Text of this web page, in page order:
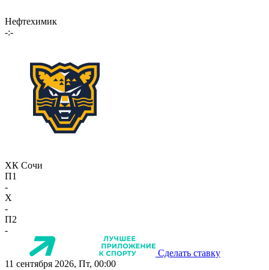
Нефтехимик
-:-
ХК Сочи
П1
-
X
-
П2
-
Сделать ставку
11 сентября 2026, Пт, 00:00